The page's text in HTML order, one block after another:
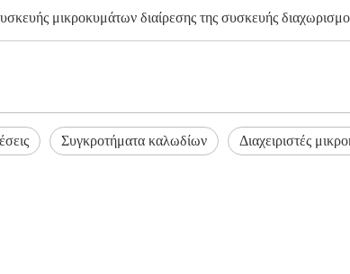
μικροκυμάτων διαίρεσης της συσκευής
Συγκροτήματα καλωδίων Διαχειριστές